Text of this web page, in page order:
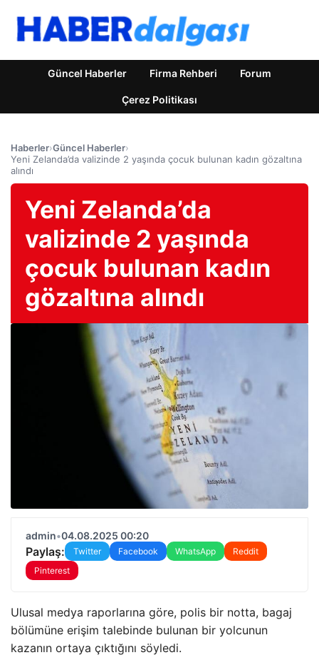
Güncel Haberler Firma Rehberi Forum
Çerez Politikası
Haberler›Güncel Haberler›
Yeni Zelanda’da valizinde 2 yaşında çocuk bulunan kadın gözaltına
alındı
Yeni Zelanda’da
valizinde 2 yaşında
çocuk bulunan kadın
gözaltına alındı
admin•04.08.2025 00:20
Paylaş: Twitter Facebook WhatsApp
Reddit
Pinterest
Ulusal medya raporlarına göre, polis bir notta, bagaj
bölümüne erişim talebinde bulunan bir yolcunun
kazanın ortaya çıktığını söyledi.